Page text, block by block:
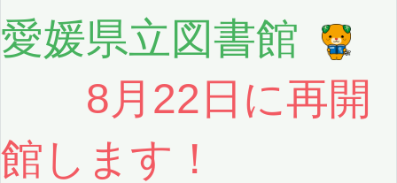
愛媛県立図書館
8月22日に再開
館します！